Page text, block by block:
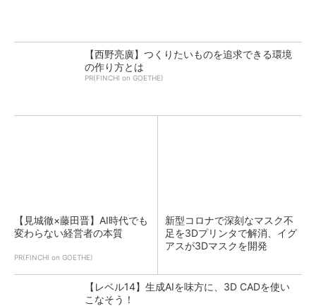
【西野亮廣】つくりたいものを追求できる環境
の作り方とは
PR(FINCHI on GOETHE)
【見城徹×藤田晋】AI時代でも
変わらない経営者の本質
PR(FINCHI on GOETHE)
新型コロナで深刻なマスク不
足を3Dプリンタで解消、イグ
アスが3Dマスクを開発
【レベル14】生成AIを味方に、3D CADを使い
こなそう！